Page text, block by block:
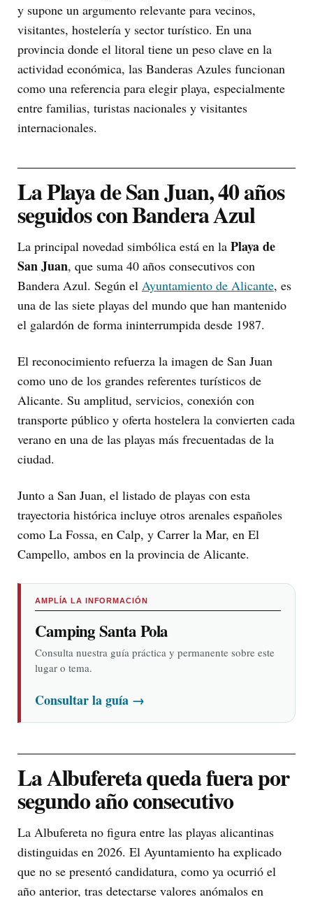
y supone un argumento relevante para vecinos,
visitantes, hostelería y sector turístico. En una
provincia donde el litoral tiene un peso clave en la
actividad económica, las Banderas Azules funcionan
como una referencia para elegir playa, especialmente
entre familias, turistas nacionales y visitantes
internacionales.
La Playa de San Juan, 40 años
seguidos con Bandera Azul
La principal novedad simbólica está en la Playa de
San Juan, que suma 40 años consecutivos con
Bandera Azul. Según el Ayuntamiento de Alicante, es
una de las siete playas del mundo que han mantenido
el galardón de forma ininterrumpida desde 1987.
El reconocimiento refuerza la imagen de San Juan
como uno de los grandes referentes turísticos de
Alicante. Su amplitud, servicios, conexión con
transporte público y oferta hostelera la convierten cada
verano en una de las playas más frecuentadas de la
ciudad.
Junto a San Juan, el listado de playas con esta
trayectoria histórica incluye otros arenales españoles
como La Fossa, en Calp, y Carrer la Mar, en El
Campello, ambos en la provincia de Alicante.
AMPLÍA LA INFORMACIÓN
Camping Santa Pola
Consulta nuestra guía práctica y permanente sobre este
lugar o tema.
Consultar la guía →
La Albufereta queda fuera por
segundo año consecutivo
La Albufereta no figura entre las playas alicantinas
distinguidas en 2026. El Ayuntamiento ha explicado
que no se presentó candidatura, como ya ocurrió el
año anterior, tras detectarse valores anómalos en